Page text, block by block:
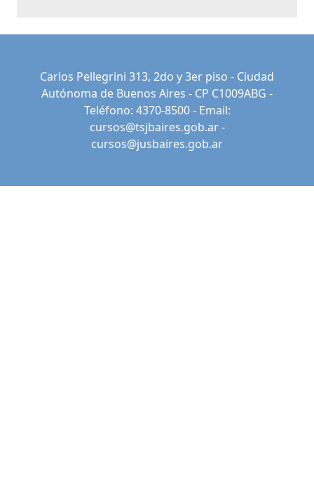
Carlos Pellegrini 313, 2do y 3er piso - Ciudad
Autónoma de Buenos Aires - CP C1009ABG -
Teléfono: 4370-8500 - Email:
cursos@tsjbaires.gob.ar-
cursos@jusbaires.gob.ar